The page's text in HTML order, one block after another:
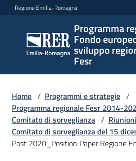
Vai al contenuto
Vai alla navigazione
Vai al footer
Regione Emilia-Romagna
Programma
Fondo
sviluppo
Fesr
Programma
regionale
Fondo
europeo di
regionale -
Fesr
Home / Programmi e strategie /
Programma regionale Fesr 2014-
Comitato di sorveglianza / Riunioni
Comitato di sorveglianza del 15
Post 2020_Position Paper Regione